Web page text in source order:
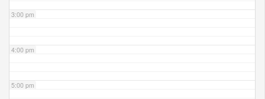
3:00 pm
4:00 pm
5:00 pm